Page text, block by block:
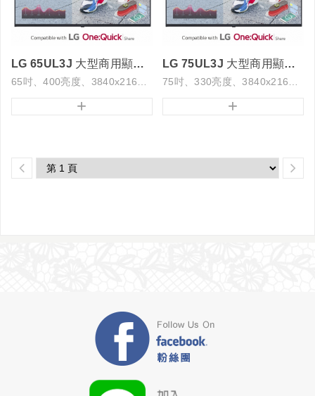
LG 65UL3J 大型商用顯示器
+
LG 75UL3J 大型商用顯示器
+